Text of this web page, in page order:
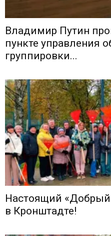
Владимир Путин
пункте управления
группировки...
Настоящий «Добрый
в Кронштадте!